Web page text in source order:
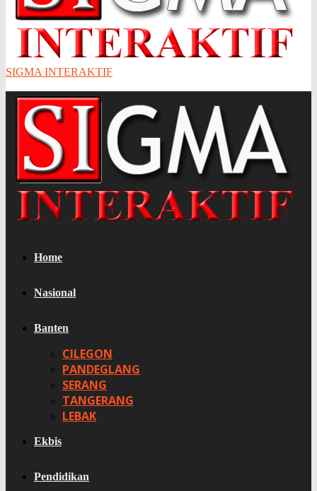
SIGMA INTERAKTIF
Home
Nasional
Banten
CILEGON
PANDEGLANG
SERANG
TANGERANG
LEBAK
Ekbis
Pendidikan